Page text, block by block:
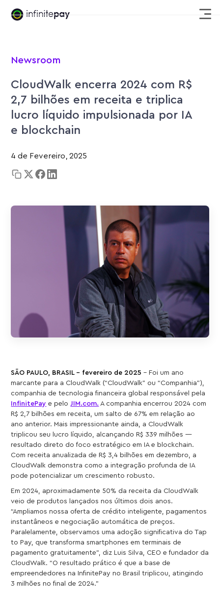
Newsroom
CloudWalk encerra 2024 com R$
2,7 bilhões em receita e triplica
lucro líquido impulsionada por IA
e blockchain
SÃO PAULO, BRASIL – fevereiro de 2025 – Foi um ano
marcante para a CloudWalk (“CloudWalk” ou “Companhia”),
companhia de tecnologia financeira global responsável pela
InfinitePay e peloJIM.com. A companhia encerrou 2024 com
R$ 2,7 bilhões em receita, um salto de 67% em relação ao
ano anterior. Mais impressionante ainda, a CloudWalk
triplicou seu lucro líquido, alcançando R$ 339 milhões —
resultado direto do foco estratégico em IA e blockchain.
Com receita anualizada de R$ 3,4 bilhões em dezembro, a
CloudWalk demonstra como a integração profunda de IA
pode potencializar um crescimento robusto.
Em 2024, aproximadamente 50% da receita da CloudWalk
veio de produtos lançados nos últimos dois anos.
“Ampliamos nossa oferta de crédito inteligente, pagamentos
instantâneos e negociação automática de preços.
Paralelamente, observamos uma adoção significativa do Tap
to Pay, que transforma smartphones em terminais de
pagamento gratuitamente”, diz Luis Silva, CEO e fundador da
CloudWalk. “O resultado prático é que a base de
empreendedores na InfinitePay no Brasil triplicou, atingindo
3 milhões no final de 2024.”
4 de Fevereiro, 2025